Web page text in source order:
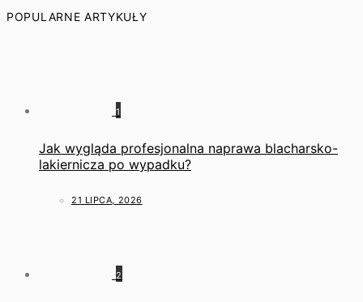
POPULARNE ARTYKUŁY
1
Jak wygląda profesjonalna naprawa blacharsko-
lakiernicza po wypadku?
21 LIPCA, 2026
2